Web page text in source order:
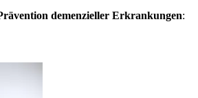
demenzieller Erkrankungen: